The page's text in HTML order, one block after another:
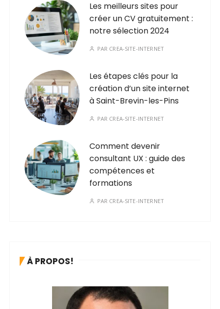
Les meilleurs sites pour
créer un CV gratuitement :
notre sélection 2024
PAR CREA-SITE-INTERNET
Les étapes clés pour la
création d’un site internet
à Saint-Brevin-les-Pins
PAR CREA-SITE-INTERNET
Comment devenir
consultant UX : guide des
compétences et
formations
PAR CREA-SITE-INTERNET
À PROPOS!